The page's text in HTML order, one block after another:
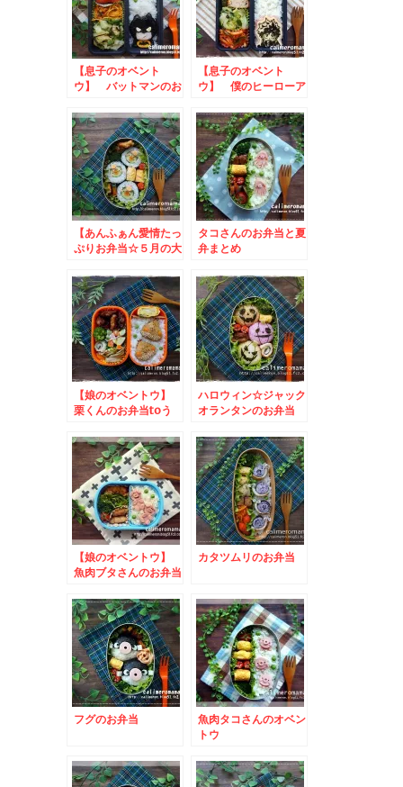
【息子のオベント
ウ】 バットマンのお
【息子のオベント
ウ】 僕のヒーローア
【あんふぁん愛情たっ
ぷりお弁当☆５月の大
弁当
タコさんのお弁当と夏
弁まとめ
【娘のオベントウ】
栗くんのお弁当toう
ハロウィン☆ジャック
オランタンのお弁当
【娘のオベントウ】
魚肉ブタさんのお弁当
カタツムリのお弁当
フグのお弁当
魚肉タコさんのオベン
トウ